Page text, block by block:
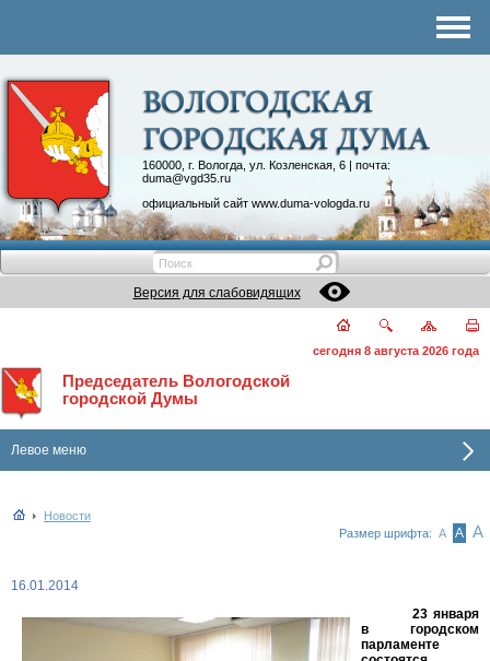
160000, г. Вологда, ул. Козленская, 6 | почта:
duma@vgd35.ru
официальный сайт www.duma-vologda.ru
Контакты
Депутатские объединения
Версия для слабовидящих
сегодня 8 августа 2026 года
Председатель Вологодской
городской Думы
Левое меню
Новости
Размер шрифта: А А А
16.01.2014
23 января
в городском
парламенте